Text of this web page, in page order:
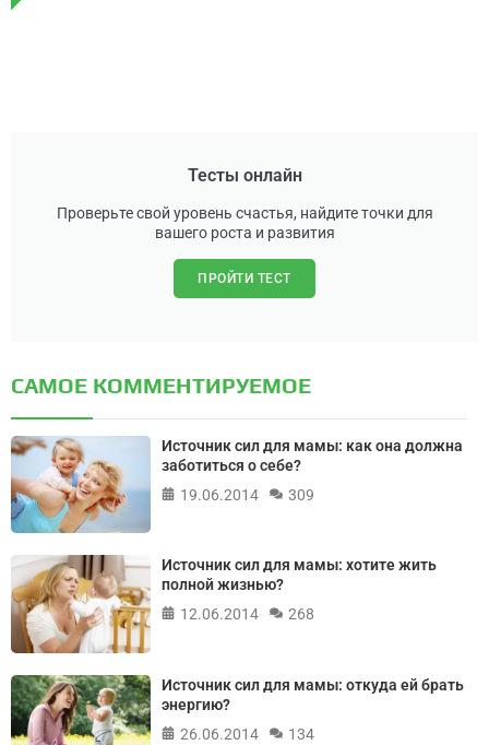
Тесты онлайн
Проверьте свой уровень счастья, найдите точки для
вашего роста и развития
ПРОЙТИ ТЕСТ
САМОЕ КОММЕНТИРУЕМОЕ
Источник сил для мамы: как она должна
заботиться о себе?
19.06.2014
309
Источник сил для мамы: хотите жить
полной жизнью?
12.06.2014
268
Источник сил для мамы: откуда ей брать
энергию?
26.06.2014
134